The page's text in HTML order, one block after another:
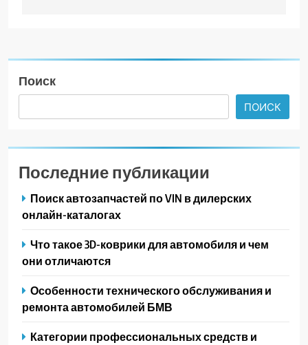
Поиск
ПОИСК
Последние публикации
Поиск автозапчастей по VIN в дилерских
онлайн-каталогах
Что такое 3D-коврики для автомобиля и чем
они отличаются
Особенности технического обслуживания и
ремонта автомобилей БМВ
Категории профессиональных средств и